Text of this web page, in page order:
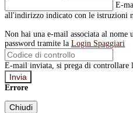
E-
all'indirizzo indicato con le istruzioni
Non hai una e-mail associata al nome
password tramite la Login Spaggiari
E-mail inviata, si prega di controllare
Errore
Chiudi